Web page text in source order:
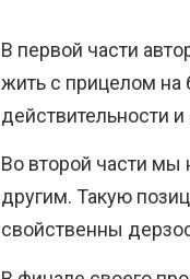
В первой части
жить с прицелом на
действительности
Во второй части мы
другим. Такую
свойственны